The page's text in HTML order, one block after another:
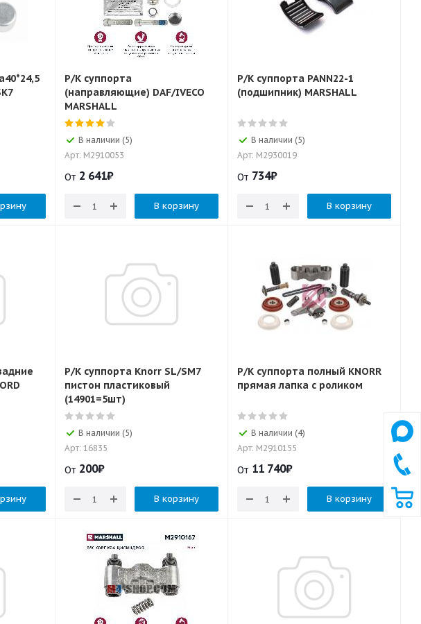
Р/К суппорта
(направляющие) DAF/IVECO
MARSHALL
В наличии (5)
Арт: M2910053
От 2 641₽
В корзину
Р/К суппорта PANN22-1
(подшипник) MARSHALL
В наличии (5)
Арт: M2930019
От 734₽
В корзину
Р/К суппорта Knorr SL/SM7
пистон пластиковый
(14901=5шт)
В наличии (5)
Арт: 16835
От 200₽
В корзину
Р/К суппорта полный KNORR
прямая лапка с роликом
В наличии (4)
Арт: M2910155
От 11 740₽
В корзину